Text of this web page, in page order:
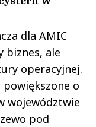
dla AMIC
biznes, ale
operacyjnej.
o
województwie
pod